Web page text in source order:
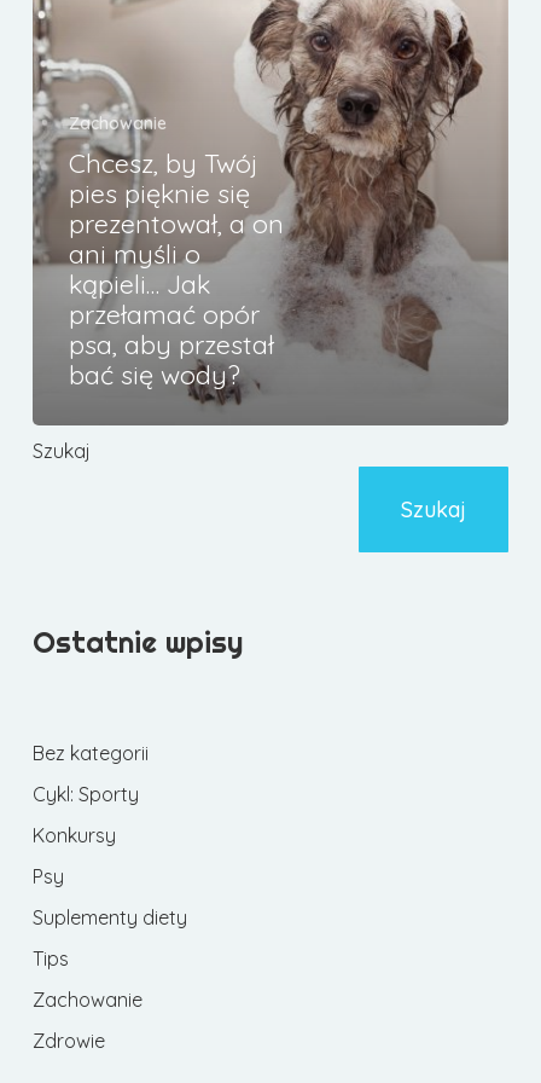
się
prezentował,
a
on
ani
myśli
o
kąpieli…
Jak
przełamać
opór
przestał
bać
Zachowanie
Chcesz, by Twój
pies pięknie się
prezentował, a on
ani myśli o
kąpieli… Jak
przełamać opór
psa, aby przestał
bać się wody?
Szukaj
Szukaj
Ostatnie wpisy
Bez kategorii
Cykl: Sporty
Konkursy
Psy
Suplementy diety
Tips
Zachowanie
Zdrowie